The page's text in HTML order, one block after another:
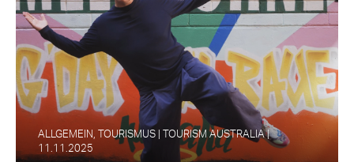
ALLGEMEIN, TOURISMUS | TOURISM AUSTRALIA |
11.11.2025